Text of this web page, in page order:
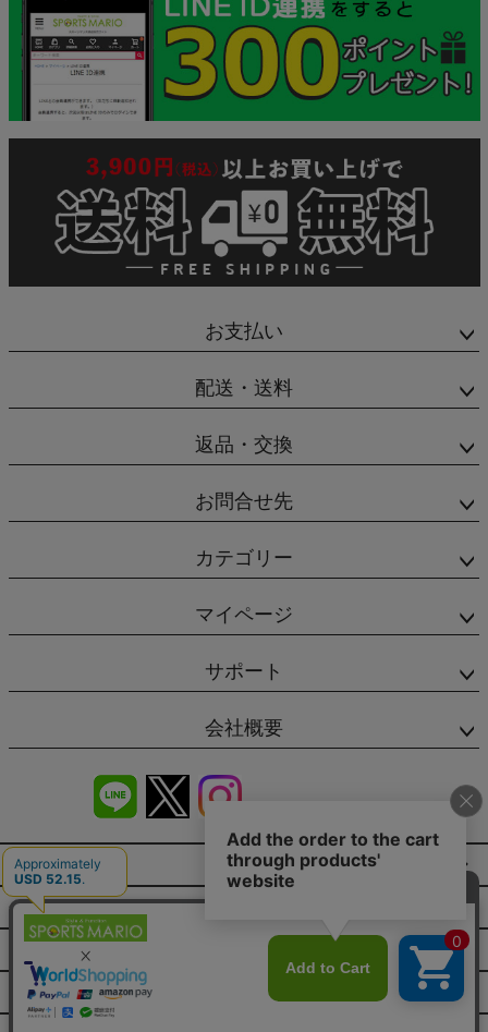
お支払い
配送・送料
返品・交換
お問合せ先
カテゴリー
マイページ
サポート
会社概要
商品レビュー
会社概要（HP）
特定商取引法に基づく表示